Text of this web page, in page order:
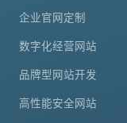
企业官网定制
数字化经营网站
品牌型网站开发
高性能安全网站